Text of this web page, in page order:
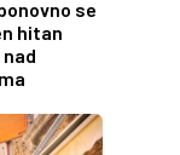
se
hitan